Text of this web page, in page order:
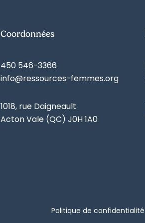
Coordonnées
450 546-3366
info@ressources-femmes.org
1018, rue Daigneault
Acton Vale (QC) J0H 1A0
Politique de confidentialité